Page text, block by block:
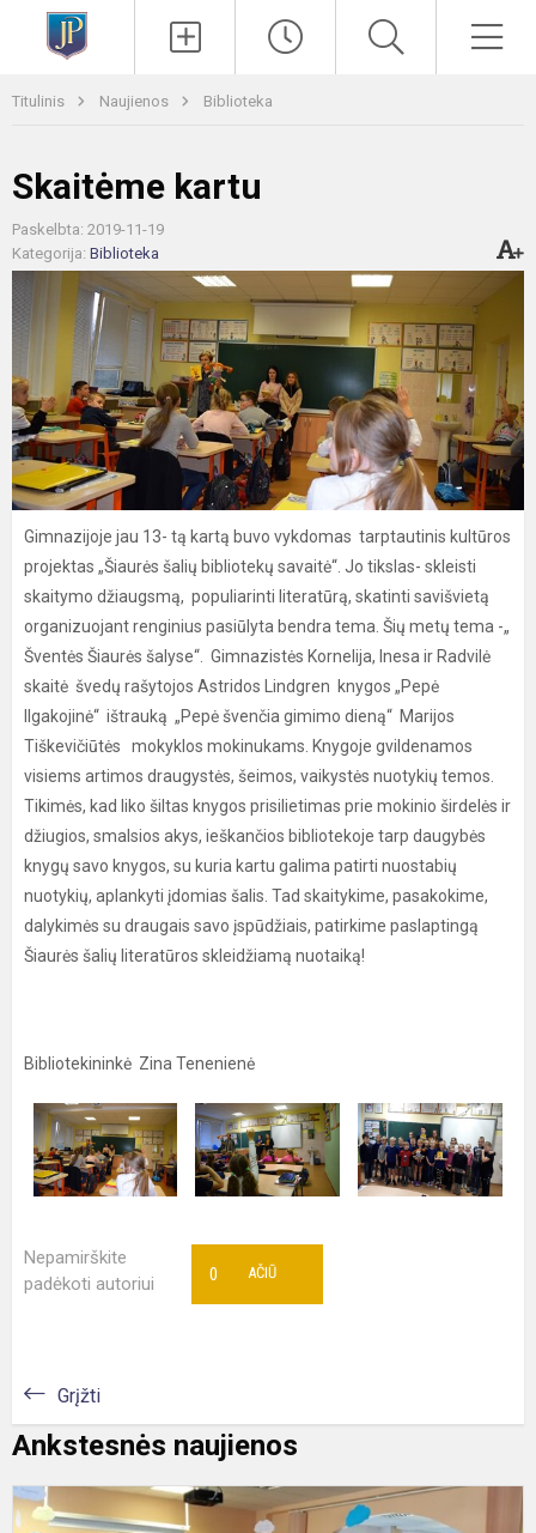
Titulinis Naujienos Biblioteka
Skaitėme kartu
Paskelbta: 2019-11-19
Kategorija: Biblioteka
Gimnazijoje jau 13- tą kartą buvo vykdomas tarptautinis kultūros
projektas „Šiaurės šalių bibliotekų savaitė“. Jo tikslas- skleisti
skaitymo džiaugsmą, populiarinti literatūrą, skatinti savišvietą
organizuojant renginius pasiūlyta bendra tema. Šių metų tema -„
Šventės Šiaurės šalyse“. Gimnazistės Kornelija, Inesa ir Radvilė
skaitė švedų rašytojos Astridos Lindgren knygos „Pepė
Ilgakojinė“ ištrauką „Pepė švenčia gimimo dieną“ Marijos
Tiškevičiūtės mokyklos mokinukams. Knygoje gvildenamos
visiems artimos draugystės, šeimos, vaikystės nuotykių temos.
Tikimės, kad liko šiltas knygos prisilietimas prie mokinio širdelės ir
džiugios, smalsios akys, ieškančios bibliotekoje tarp daugybės
knygų savo knygos, su kuria kartu galima patirti nuostabių
nuotykių, aplankyti įdomias šalis. Tad skaitykime, pasakokime,
dalykimės su draugais savo įspūdžiais, patirkime paslaptingą
Šiaurės šalių literatūros skleidžiamą nuotaiką!
Bibliotekininkė Zina Tenenienė
Nepamirškite
padėkoti autoriui
AČIŪ
0
Grįžti
Ankstesnės naujienos